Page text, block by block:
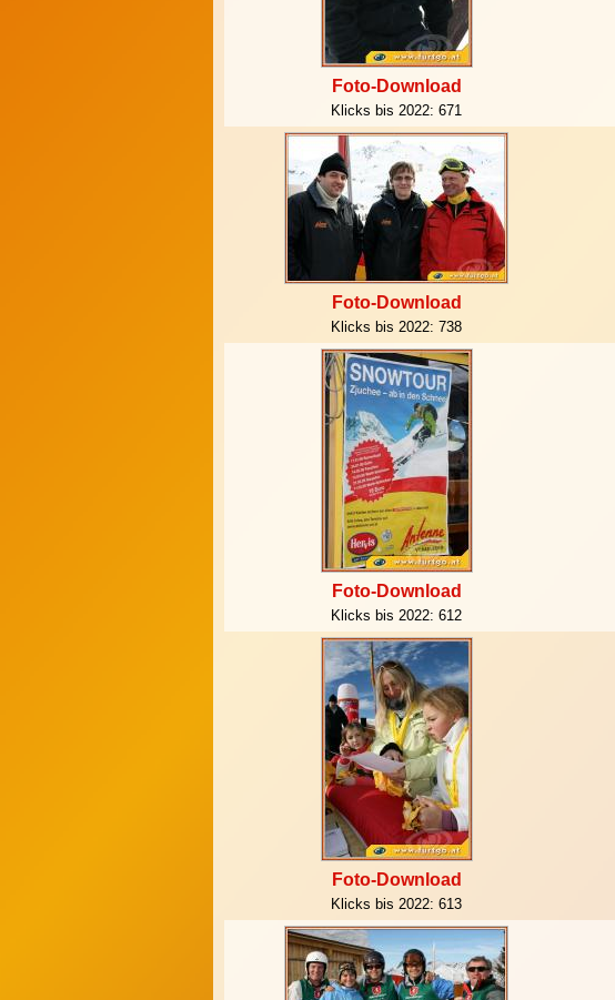
Foto-Download
Klicks bis 2022: 671
Foto-Download
Klicks bis 2022: 738
Foto-Download
Klicks bis 2022: 612
Foto-Download
Klicks bis 2022: 613